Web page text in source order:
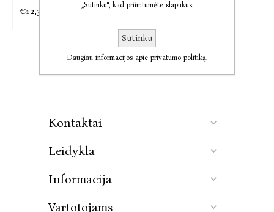
€12,32 €12,88
Kontaktai
Leidykla
Informacija
Vartotojams
„Sutinku“, kad priimtumėte slapukus.
Sutinku
Daugiau informacijos apie privatumo politiką.